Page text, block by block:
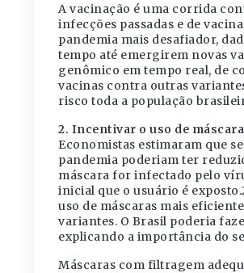
A vacinação é uma corrida
infecções passadas e de
pandemia mais desafiador,
tempo até emergirem novas
genômico em tempo real, de
vacinas contra outras
risco toda a população
2. Incentivar o uso de
Economistas estimaram que
pandemia poderiam ter
máscara for infectado pelo
inicial que o usuário é
uso de máscaras mais
variantes. O Brasil poderia
explicando a importância do
Máscaras com filtragem